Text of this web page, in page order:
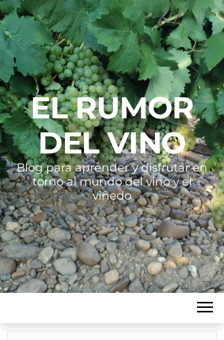
EL RUMOR
DEL VINO
Blog para aprender y disfrutar en
torno al mundo del vino y el
viñedo